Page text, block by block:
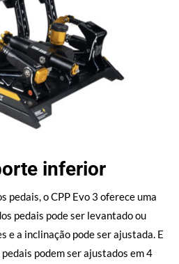
inferior
pedais, o CPP Evo 3 oferece uma
pedais pode ser levantado ou
e a inclinação pode ser ajustada. E
podem ser ajustados em 4